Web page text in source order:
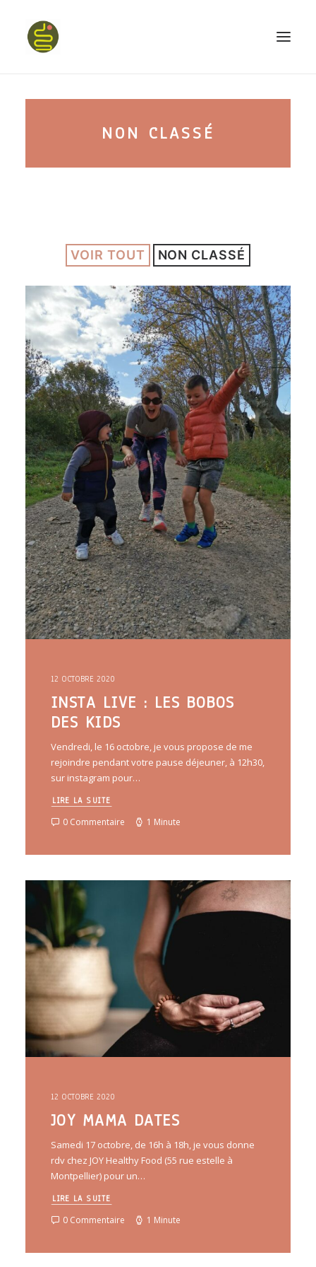
PROGRAMME HAPPY BELLY
podcast kinoa
ARTICLES
YOGA
faire le quiz
Recherche
Panier
NON CLASSÉ
VOIR TOUT NON CLASSÉ
12 OCTOBRE 2020
INSTA LIVE : LES BOBOS
DES KIDS
Vendredi, le 16 octobre, je vous propose de me
rejoindre pendant votre pause déjeuner, à 12h30,
sur instagram pour…
LIRE LA SUITE
0 Commentaire 1 Minute
12 OCTOBRE 2020
JOY MAMA DATES
Samedi 17 octobre, de 16h à 18h, je vous donne
rdv chez JOY Healthy Food (55 rue estelle à
Montpellier) pour un…
LIRE LA SUITE
0 Commentaire 1 Minute